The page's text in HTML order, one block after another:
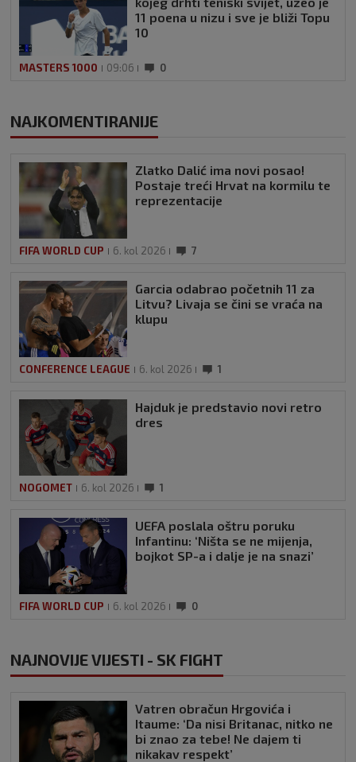
11 poena u nizu i sve je bliži Topu
10
MASTERS 1000 09:06 0
NAJKOMENTIRANIJE
Zlatko Dalić ima novi posao!
Postaje treći Hrvat na kormilu te
reprezentacije
FIFA WORLD CUP 6. kol 2026 7
Garcia odabrao početnih 11 za
Litvu? Livaja se čini se vraća na
klupu
CONFERENCE LEAGUE 6. kol 2026 1
Hajduk je predstavio novi retro
dres
NOGOMET 6. kol 2026 1
UEFA poslala oštru poruku
Infantinu: ‘Ništa se ne mijenja,
bojkot SP-a i dalje je na snazi’
FIFA WORLD CUP 6. kol 2026 0
NAJNOVIJE VIJESTI - SK FIGHT
Vatren obračun Hrgovića i
Itaume: ‘Da nisi Britanac, nitko ne
bi znao za tebe! Ne dajem ti
nikakav respekt’